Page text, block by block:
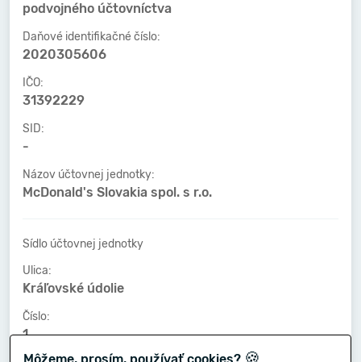
podvojného účtovníctva
Daňové identifikačné číslo:
2020305606
IČO:
31392229
SID:
-
Názov účtovnej jednotky:
McDonald's Slovakia spol. s r.o.
Sídlo účtovnej jednotky
Ulica:
Kráľovské údolie
Číslo:
1
🍪